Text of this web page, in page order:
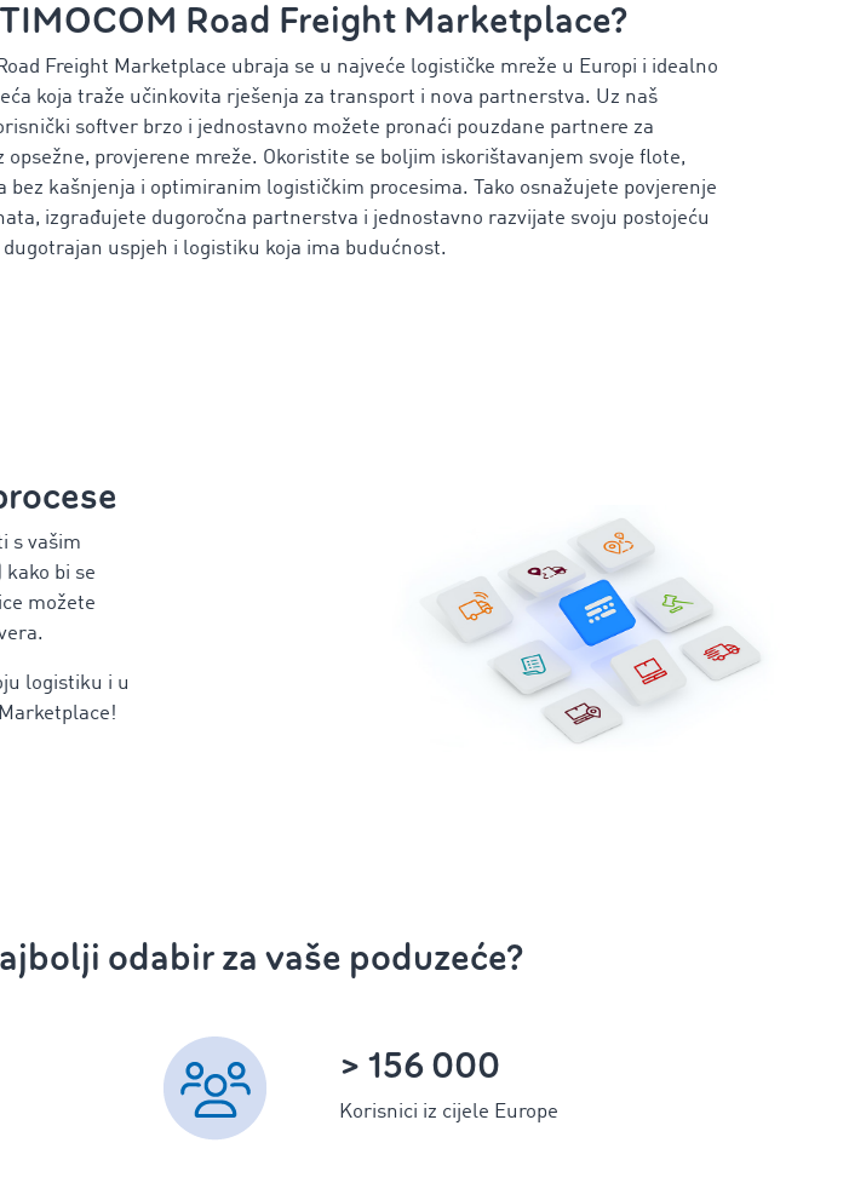
Road Freight Marketplace?
Road Freight Marketplace ubraja se u najveće logističke mreže u Europi i idealno
koja traže učinkovita rješenja za transport i nova partnerstva. Uz naš
softver brzo i jednostavno možete pronaći pouzdane partnere za
opsežne, provjerene mreže. Okoristite se boljim iskorištavanjem svoje flote,
bez kašnjenja i optimiranim logističkim procesima. Tako osnažujete povjerenje
izgrađujete dugoročna partnerstva i jednostavno razvijate svoju postojeću
dugotrajan uspjeh i logistiku koja ima budućnost.
s vašim
bi se
možete
logistiku i u
odabir za vaše poduzeće?
> 156 000
Korisnici iz cijele Europe